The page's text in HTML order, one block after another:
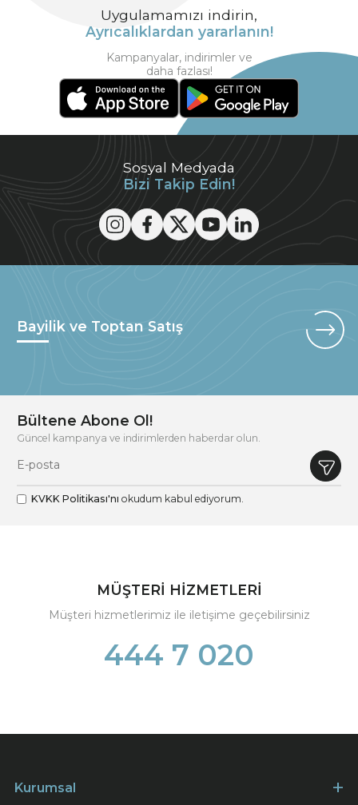
Sosyal Medyada
Bizi Takip Edin!
Uygulamamızı indirin,
Ayrıcalıklardan yararlanın!
Kampanyalar, indirimler ve
daha fazlası!
Bayilik ve Toptan Satış
Bültene Abone Ol!
Güncel kampanya ve indirimlerden haberdar olun.
KVKK Politikası'nı okudum kabul ediyorum.
MÜŞTERİ HİZMETLERİ
Müşteri hizmetlerimiz ile iletişime geçebilirsiniz
444 7 020
Kurumsal